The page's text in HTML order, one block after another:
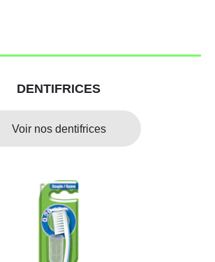
DENTIFRICES
Voir nos dentifrices